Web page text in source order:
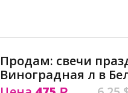
Продам: свечи
Виноградная л в